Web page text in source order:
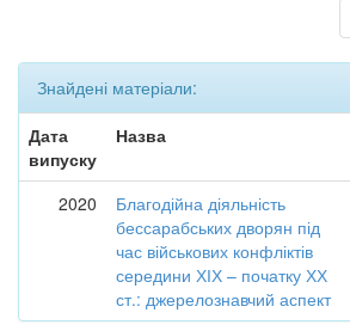
Знайдені матеріали:
Дата
випуску
Назва
2020
Благодійна діяльність
бессарабських дворян під
час військових конфліктів
середини ХІХ – початку ХХ
ст.: джерелознавчий аспект